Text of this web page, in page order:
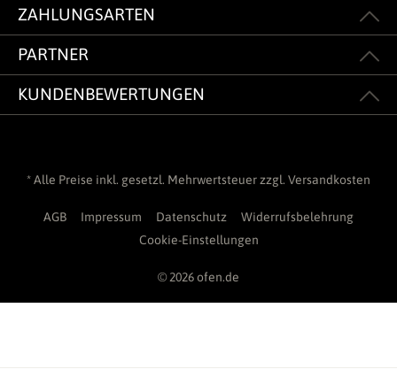
ZAHLUNGSARTEN
PARTNER
KUNDENBEWERTUNGEN
* Alle Preise inkl. gesetzl. Mehrwertsteuer zzgl. Versandkosten
AGB Impressum Datenschutz
Widerrufsbelehrung
Cookie-Einstellungen
© 2026 ofen.de